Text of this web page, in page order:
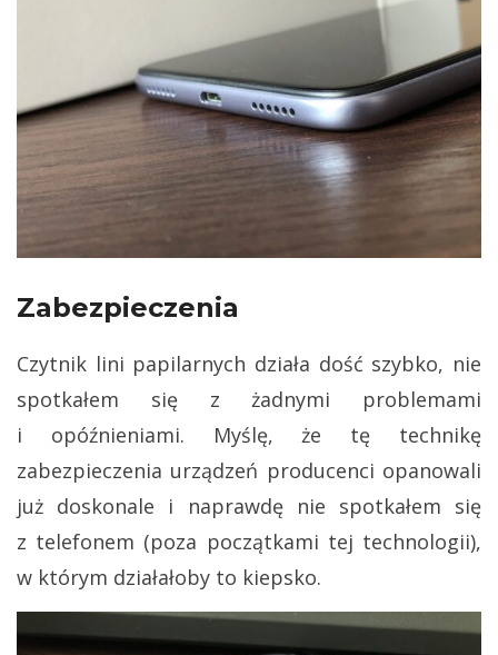
Zabezpieczenia
Czytnik lini papilarnych działa dość szybko, nie
spotkałem się z żadnymi problemami
i opóźnieniami. Myślę, że tę technikę
zabezpieczenia urządzeń producenci opanowali
już doskonale i naprawdę nie spotkałem się
z telefonem (poza początkami tej technologii),
w którym działałoby to kiepsko.